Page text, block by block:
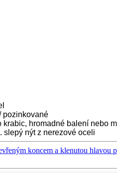
pozinkované
krabic, hromadné balení nebo
slepý nýt z nerezové oceli
koncem a klenutou hlavou